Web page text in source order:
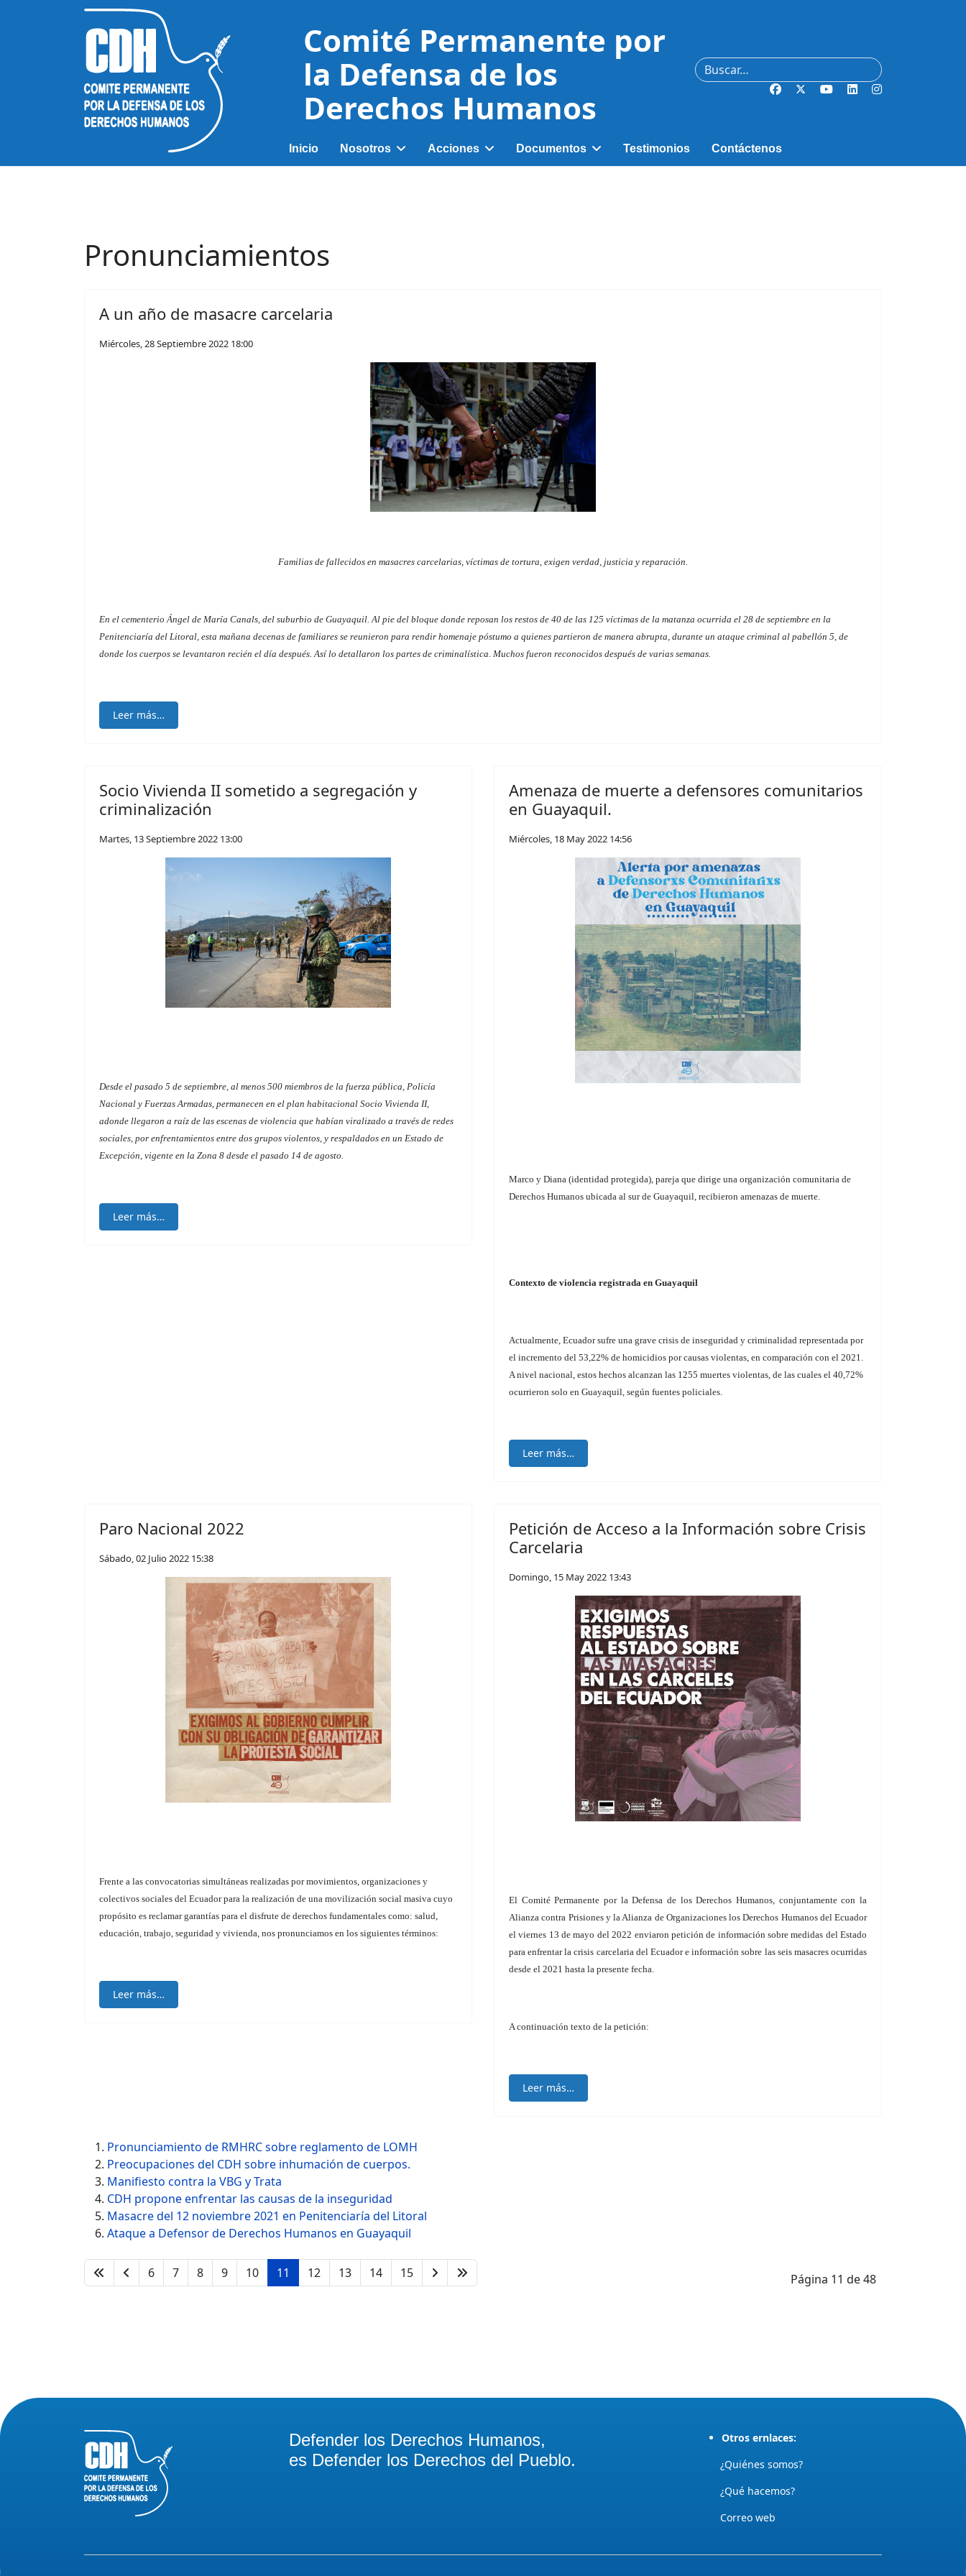
Comité Permanente por
la Defensa de los
Derechos Humanos
Buscar
Inicio Nosotros Acciones Documentos Testimonios Contáctenos
Pronunciamientos
A un año de masacre carcelaria
Miércoles, 28 Septiembre 2022 18:00
Familias de fallecidos en masacres carcelarias, víctimas de tortura, exigen verdad, justicia y reparación.
En el cementerio Ángel de María Canals, del suburbio de Guayaquil. Al pie del bloque donde reposan los restos de 40 de las 125 víctimas de la matanza ocurrida el 28 de septiembre en la
Penitenciaría del Litoral, esta mañana decenas de familiares se reunieron para rendir homenaje póstumo a quienes partieron de manera abrupta, durante un ataque criminal al pabellón 5, de
donde los cuerpos se levantaron recién el día después. Así lo detallaron los partes de criminalística. Muchos fueron reconocidos después de varias semanas.
Leer más…
Socio Vivienda II sometido a segregación y
criminalización
Martes, 13 Septiembre 2022 13:00
Desde el pasado 5 de septiembre, al menos 500 miembros de la fuerza pública, Policía
Nacional y Fuerzas Armadas, permanecen en el plan habitacional Socio Vivienda II,
adonde llegaron a raíz de las escenas de violencia que habían viralizado a través de redes
sociales, por enfrentamientos entre dos grupos violentos, y respaldados en un Estado de
Excepción, vigente en la Zona 8 desde el pasado 14 de agosto.
Leer más…
Amenaza de muerte a defensores comunitarios
en Guayaquil.
Miércoles, 18 May 2022 14:56
Marco y Diana (identidad protegida), pareja que dirige una organización comunitaria de
Derechos Humanos ubicada al sur de Guayaquil, recibieron amenazas de muerte.
Contexto de violencia registrada en Guayaquil
Actualmente, Ecuador sufre una grave crisis de inseguridad y criminalidad representada por
el incremento del 53,22% de homicidios por causas violentas, en comparación con el 2021.
A nivel nacional, estos hechos alcanzan las 1255 muertes violentas, de las cuales el 40,72%
ocurrieron solo en Guayaquil, según fuentes policiales.
Leer más…
Paro Nacional 2022
Sábado, 02 Julio 2022 15:38
Frente a las convocatorias simultáneas realizadas por movimientos, organizaciones y
colectivos sociales del Ecuador para la realización de una movilización social masiva cuyo
propósito es reclamar garantías para el disfrute de derechos fundamentales como: salud,
educación, trabajo, seguridad y vivienda, nos pronunciamos en los siguientes términos:
Leer más…
Petición de Acceso a la Información sobre Crisis
Carcelaria
Domingo, 15 May 2022 13:43
El Comité Permanente por la Defensa de los Derechos Humanos, conjuntamente con la
Alianza contra Prisiones y la Alianza de Organizaciones los Derechos Humanos del Ecuador
el viernes 13 de mayo del 2022 enviaron petición de información sobre medidas del Estado
para enfrentar la crisis carcelaria del Ecuador e información sobre las seis masacres ocurridas
desde el 2021 hasta la presente fecha.
A continuación texto de la petición:
Leer más…
Pronunciamiento de RMHRC sobre reglamento de LOMH
Preocupaciones del CDH sobre inhumación de cuerpos.
Manifiesto contra la VBG y Trata
CDH propone enfrentar las causas de la inseguridad
Masacre del 12 noviembre 2021 en Penitenciaría del Litoral
Ataque a Defensor de Derechos Humanos en Guayaquil
Página 11 de 48
6 7 8 9 10 11 12 13 14 15
Defender los Derechos Humanos,
es Defender los Derechos del Pueblo.
Otros ernlaces:
¿Quiénes somos?
¿Qué hacemos?
Correo web